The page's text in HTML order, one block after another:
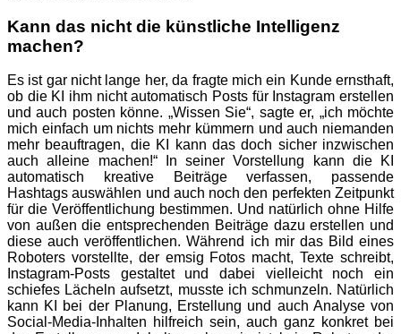
Kann das nicht die künstliche Intelligenz
machen?
Es ist gar nicht lange her, da fragte mich ein Kunde ernsthaft,
ob die KI ihm nicht automatisch Posts für Instagram erstellen
und auch posten könne. „Wissen Sie“, sagte er, „ich möchte
mich einfach um nichts mehr kümmern und auch niemanden
mehr beauftragen, die KI kann das doch sicher inzwischen
auch alleine machen!“ In seiner Vorstellung kann die KI
automatisch kreative Beiträge verfassen, passende
Hashtags auswählen und auch noch den perfekten Zeitpunkt
für die Veröffentlichung bestimmen. Und natürlich ohne Hilfe
von außen die entsprechenden Beiträge dazu erstellen und
diese auch veröffentlichen. Während ich mir das Bild eines
Roboters vorstellte, der emsig Fotos macht, Texte schreibt,
Instagram-Posts gestaltet und dabei vielleicht noch ein
schiefes Lächeln aufsetzt, musste ich schmunzeln. Natürlich
kann KI bei der Planung, Erstellung und auch Analyse von
Social-Media-Inhalten hilfreich sein, auch ganz konkret bei